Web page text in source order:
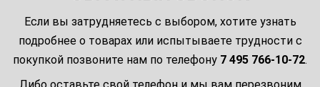
Если вы затрудняетесь с выбором, хотите узнать
подробнее о товарах или испытываете трудности с
покупкой позвоните нам по телефону 7 495 766-10-72.
Либо оставьте свой телефон и мы вам перезвоним